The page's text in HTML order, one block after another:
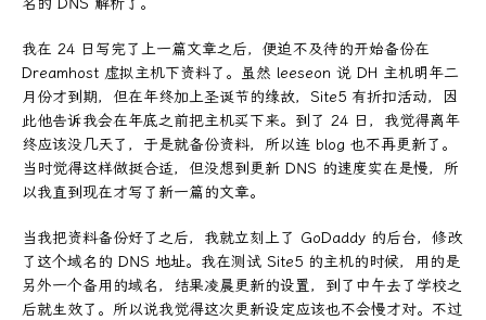
我在 24 日写完了上一篇文章之后，便迫不及待的开始备份在
Dreamhost 虚拟主机下资料了。虽然 leeseon 说 DH 主机明年二
月份才到期，但在年终加上圣诞节的缘故，Site5 有折扣活动，因
此他告诉我会在年底之前把主机买下来。到了 24 日，我觉得离年
终应该没几天了，于是就备份资料，所以连 blog 也不再更新了。
当时觉得这样做挺合适，但没想到更新 DNS 的速度实在是慢，所
以我直到现在才写了新一篇的文章。
当我把资料备份好了之后，我就立刻上了 GoDaddy 的后台，修改
了这个域名的 DNS 地址。我在测试 Site5 的主机的时候，用的是
另外一个备用的域名，结果凌晨更新的设置，到了中午去了学校之
后就生效了。所以说我觉得这次更新设定应该也不会慢才对。不过